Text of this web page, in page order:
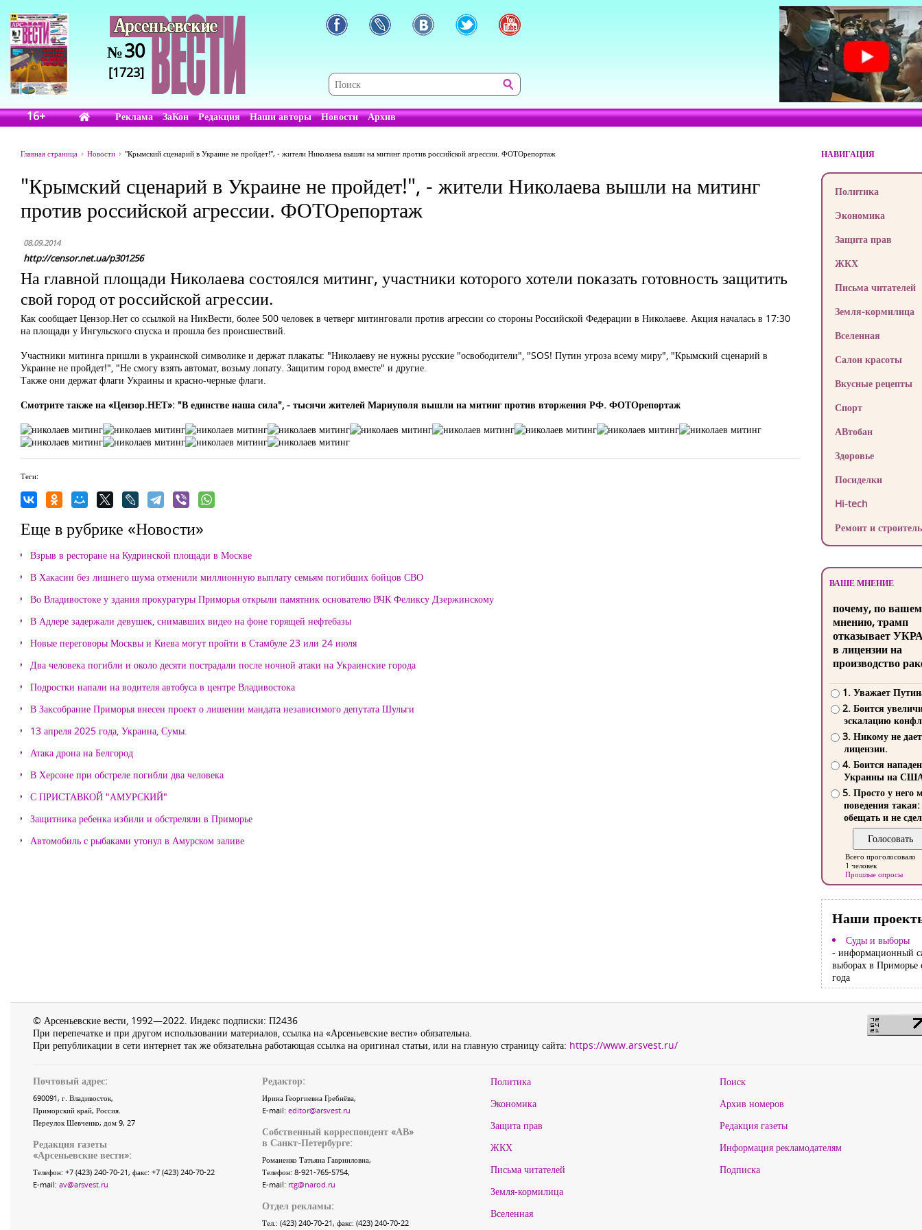
№30
[1723]
16+ Реклама ЗаКон Редакция Наши авторы Новости Архив
Главная страница Новости "Крымский сценарий в Украине не пройдет!", - жители Николаева вышли на митинг против российской агрессии. ФОТОрепортаж
"Крымский сценарий в Украине не пройдет!", - жители Николаева вышли на митинг
против российской агрессии. ФОТОрепортаж
08.09.2014
http://censor.net.ua/p301256
На главной площади Николаева состоялся митинг, участники которого хотели показать готовность защитить
свой город от российской агрессии.
Как сообщает Цензор.Нет со ссылкой на НикВести, более 500 человек в четверг митинговали против агрессии со стороны Российской Федерации в Николаеве. Акция началась в 17:30
на площади у Ингульского спуска и прошла без происшествий.
Участники митинга пришли в украинской символике и держат плакаты: "Николаеву не нужны русские "освободители", "SOS! Путин угроза всему миру", "Крымский сценарий в
Украине не пройдет!", "Не смогу взять автомат, возьму лопату. Защитим город вместе" и другие.
Также они держат флаги Украины и красно-черные флаги.
Смотрите также на «Цензор.НЕТ»: "В единстве наша сила", - тысячи жителей Мариуполя вышли на митинг против вторжения РФ. ФОТОрепортаж
Теги:
Еще в рубрике «Новости»
Взрыв в ресторане на Кудринской площади в Москве
В Хакасии без лишнего шума отменили миллионную выплату семьям погибших бойцов СВО
Во Владивостоке у здания прокуратуры Приморья открыли памятник основателю ВЧК Феликсу Дзержинскому
В Адлере задержали девушек, снимавших видео на фоне горящей нефтебазы
Новые переговоры Москвы и Киева могут пройти в Стамбуле 23 или 24 июля
Два человека погибли и около десяти пострадали после ночной атаки на Украинские города
Подростки напали на водителя автобуса в центре Владивостока
В Заксобрание Приморья внесен проект о лишении мандата независимого депутата Шульги
13 апреля 2025 года, Украина, Сумы.
Атака дрона на Белгород
В Херсоне при обстреле погибли два человека
С ПРИСТАВКОЙ "АМУРСКИЙ"
Защитника ребенка избили и обстреляли в Приморье
Автомобиль с рыбаками утонул в Амурском заливе
НАВИГАЦИЯ
Политика
Экономика
Защита прав
ЖКХ
Письма читателей
Земля-кормилица
Вселенная
Салон красоты
Вкусные рецепты
Спорт
АВтобан
Здоровье
Посиделки
Hi-tech
Ремонт и
ВАШЕ МНЕНИЕ
почему, по
мнению, трамп
отказывает
в лицензии на
производство
1. Уважает
2. Боится
эскалацию
3. Никому не
лицензии.
4. Боится
Украины на
5. Просто у него
поведения такая:
обещать и не
Всего проголосовало
1 человек
Прошлые опросы
Наши
Суды и выборы
- информационный
выборах в Приморье
года
© Арсеньевские вести, 1992—2022. Индекс подписки: П2436
При перепечатке и при другом использовании материалов, ссылка на «Арсеньевские вести» обязательна.
При републикации в сети интернет так же обязательна работающая ссылка на оригинал статьи, или на главную страницу сайта: https://www.arsvest.ru/
Почтовый адрес:
690091, г. Владивосток,
Приморский край, Россия.
Переулок Шевченко, дом 9, 27
Редакция газеты
«Арсеньевские вести»:
Телефон: +7 (423) 240-70-21, факс: +7 (423) 240-70-22
E-mail: av@arsvest.ru
Редактор:
Ирина Георгиевна Гребнёва,
E-mail: editor@arsvest.ru
Собственный корреспондент «АВ»
в Санкт-Петербурге:
Романенко Татьяна Гаврииловна,
Телефон: 8-921-765-5754,
E-mail: rtg@narod.ru
Отдел рекламы:
Тел.: (423) 240-70-21, факс: (423) 240-70-22
Политика
Экономика
Защита прав
ЖКХ
Письма читателей
Земля-кормилица
Вселенная
Поиск
Архив номеров
Редакция газеты
Информация рекламодателям
Подписка